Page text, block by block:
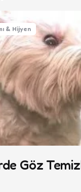
& Hijyen
Göz